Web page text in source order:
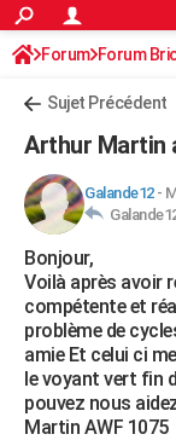
ACTUALITÉS
Politique
Société
Faits Divers
Education
Monde
Villes
+
FINANCE
Retraite
Impôts
Epargne
Immobilier
Risques naturels par
Banque
Assurance
Crédit
AUTO
Essais
Réserver un essai
Citadines
Berlines
SUV
Forum auto
+HIGH-TECH
Mobiles
Meilleur smartphone
Internet
Ordinateurs
Jeux vidéo
Guide high-tech
+BRICOLAGE
Forum
Aménagement
Extérieur
Cuisine
Salle de bains
Jardinage
Rangement
WEEK-END
Guides de France
Escapades
Patrimoine
Expositions
Musées
Week-end nature
+LIFESTYLE
Forum Forum
Sujet Précédent
Arthur Martin
Galande12-
Bonjour,
Voilà après avoir
compétente et
problème de
amie Et celui ci
le voyant vert fin
pouvez nous
Martin AWF 1075